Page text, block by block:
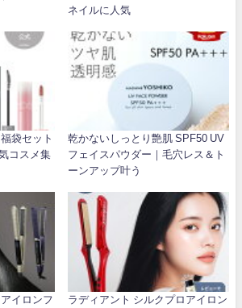
ネイルに人気
袋セット
コスメ集
乾かないしっとり艶肌 SPF50 UV
フェイスパウダー｜毛穴レス＆ト
ーンアップ叶う
イロンフ
ラディアント シルクプロアイロン